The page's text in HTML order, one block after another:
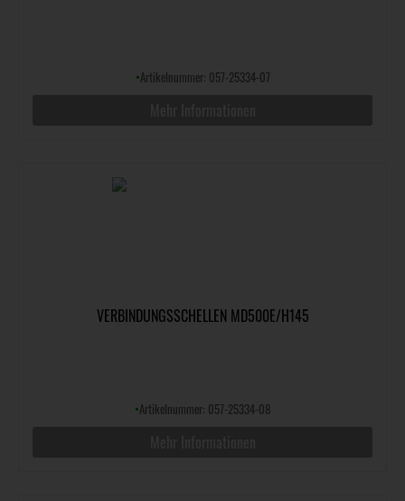
•Artikelnummer: 057-25334-07
VERBINDUNGSSCHELLEN MD500E/H145
•Artikelnummer: 057-25334-08